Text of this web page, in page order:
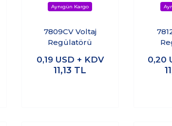
7809CV Voltaj
Regülatörü
0,19 USD + KDV
11,13 TL
0,20